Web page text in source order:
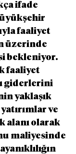
ifade
faaliyet
üzerinde
bekleniyor.
faaliyet
giderlerini
yaklaşık
ve
alanı olarak
maliyesinde